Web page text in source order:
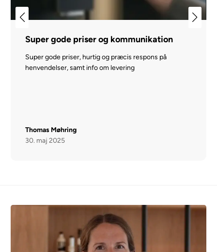
Super gode priser og kommunikation
Super gode priser, hurtig og præcis respons på
henvendelser, samt info om levering
Thomas Møhring
30. maj 2025